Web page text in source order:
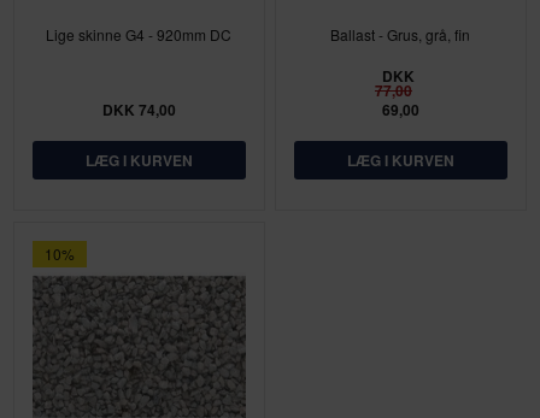
Lige skinne G4 - 920mm DC
DKK 74,00
Ballast - Grus, grå, fin
DKK
77,00
69,00
10%